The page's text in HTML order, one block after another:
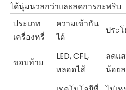
ได้นุ่มนวลกว่าและลดการกะพริบ
ประเภท
เครื่องหรี่
ความเข้ากัน
ได้
ประ
ขอบท้าย
LED, CFL,
หลอดไส้
ลดแ
น้อย